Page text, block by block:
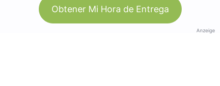
Obtener Mi Hora de Entrega
Anzeige